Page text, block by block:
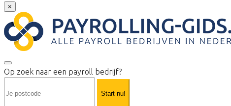
×
Op zoek naar een payroll bedrijf?
Start nu!